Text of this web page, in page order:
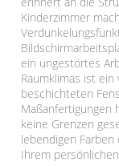
Kinderzimmer
ein ungestörtes
Raumklimas ist
beschichteten
Maßanfertigungen
keine Grenzen
lebendigen
Ihrem